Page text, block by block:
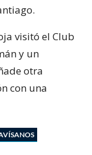
visitó el Club
y un
otra
con una